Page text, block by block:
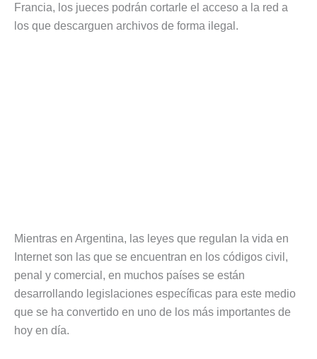
Francia, los jueces podrán cortarle el acceso a la red a
los que descarguen archivos de forma ilegal.
Mientras en Argentina, las leyes que regulan la vida en
Internet son las que se encuentran en los códigos civil,
penal y comercial, en muchos países se están
desarrollando legislaciones específicas para este medio
que se ha convertido en uno de los más importantes de
hoy en día.